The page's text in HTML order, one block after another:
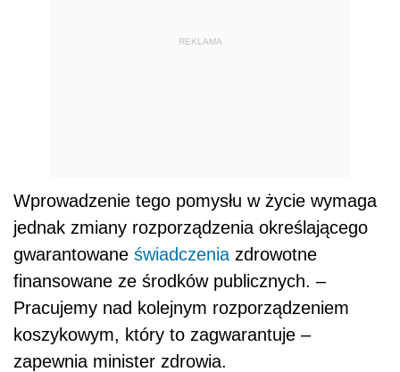
REKLAMA
Wprowadzenie tego pomysłu w życie wymaga
jednak zmiany rozporządzenia określającego
gwarantowane świadczenia zdrowotne
finansowane ze środków publicznych. –
Pracujemy nad kolejnym rozporządzeniem
koszykowym, który to zagwarantuje –
zapewnia minister zdrowia.